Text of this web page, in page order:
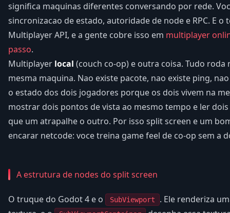
significa maquinas diferentes conversando por rede.
sincronizacao de estado, autoridade de node e RPC. E
Multiplayer API, e a gente cobre isso em multiplayer
passo.
Multiplayer local (couch co-op) e outra coisa. Tudo roda
mesma maquina. Nao existe pacote, nao existe ping,
o estado dos dois jogadores porque os dois vivem na
mostrar dois pontos de vista ao mesmo tempo e ler
que um atrapalhe o outro. Por isso split screen e um
encarar netcode: voce treina game feel de co-op sem a
A estrutura de nodes do split screen
O truque do Godot 4 e o SubViewport
. Ele renderiza